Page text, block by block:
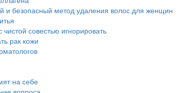
и безопасный метод удаления волос для женщин
совестью игнорировать
рак кожи
на себе